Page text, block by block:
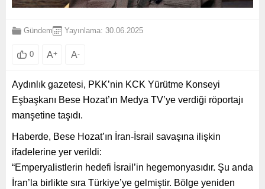
Gündem Yayınlama: 30.06.2025
0 A+ A-
Aydınlık gazetesi, PKK’nin KCK Yürütme Konseyi
Eşbaşkanı Bese Hozat’ın Medya TV’ye verdiği röportajı
manşetine taşıdı.
Haberde, Bese Hozat’ın İran-İsrail savaşına ilişkin
ifadelerine yer verildi:
“Emperyalistlerin hedefi İsrail’in hegemonyasıdır. Şu anda
İran’la birlikte sıra Türkiye’ye gelmiştir. Bölge yeniden